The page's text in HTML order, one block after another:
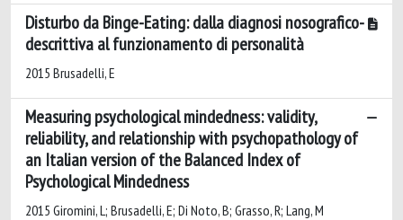
Disturbo da Binge-Eating: dalla diagnosi nosografico-
descrittiva al funzionamento di personalità
2015 Brusadelli, E
Measuring psychological mindedness: validity,
reliability, and relationship with psychopathology of
an Italian version of the Balanced Index of
Psychological Mindedness
2015 Giromini, L; Brusadelli, E; Di Noto, B; Grasso, R; Lang, M